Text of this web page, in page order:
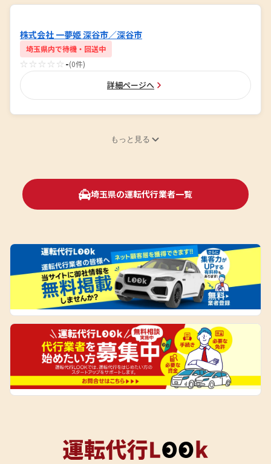
株式会社 一夢姫 深谷市／深谷市
埼玉県内で待機・回送中
☆☆☆☆☆ -(0件)
詳細ページへ
もっと見る
埼玉県の運転代行業者一覧